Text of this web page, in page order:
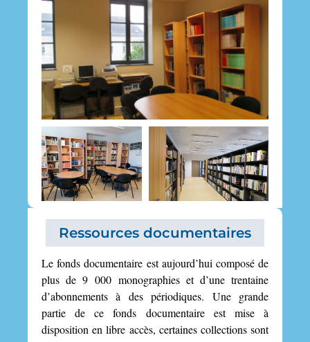
Ressources documentaires
Le fonds documentaire est aujourd’hui composé de
plus de 9 000 monographies et d’une trentaine
d’abonnements à des périodiques. Une grande
partie de ce fonds documentaire est mise à
disposition en libre accès, certaines collections sont